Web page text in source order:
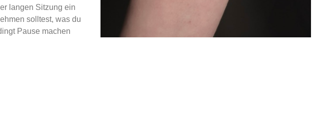
langen Sitzung ein
solltest, was du
Pause machen